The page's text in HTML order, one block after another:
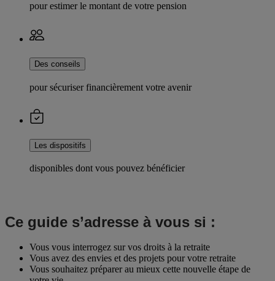
pour estimer le montant de votre pension
Des conseils
pour sécuriser financièrement votre avenir
Les dispositifs
disponibles dont vous pouvez bénéficier
Ce guide s’adresse à vous si :
Vous vous interrogez sur vos droits à la retraite
Vous avez des envies et des projets pour votre retraite
Vous souhaitez préparer au mieux cette nouvelle étape de